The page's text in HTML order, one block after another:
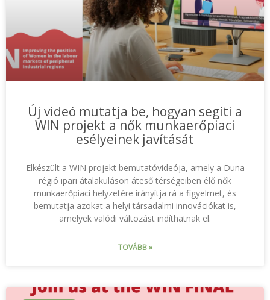
Új videó mutatja be, hogyan segíti a
WIN projekt a nők munkaerőpiaci
esélyeinek javítását
Elkészült a WIN projekt bemutatóvideója, amely a Duna
régió ipari átalakuláson áteső térségeiben élő nők
munkaerőpiaci helyzetére irányítja rá a figyelmet, és
bemutatja azokat a helyi társadalmi innovációkat is,
amelyek valódi változást indíthatnak el.
TOVÁBB »